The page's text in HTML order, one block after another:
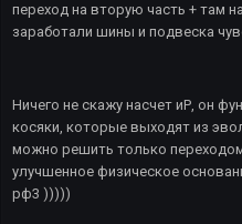
переход на вторую часть + там
заработали шины и подвеска
Ничего не скажу насчет иР, он
косяки, которые выходят из
можно решить только
улучшенное физическое
рф3 )))))